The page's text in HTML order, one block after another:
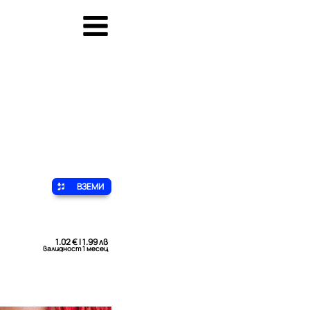
ВЗЕМИ
1.02 € | 1.99 лв
валидност 1 месец